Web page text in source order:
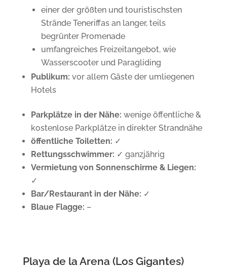
einer der größten und touristischsten
Strände Teneriffas an langer, teils
begrünter Promenade
umfangreiches Freizeitangebot, wie
Wasserscooter und Paragliding
Publikum: vor allem Gäste der umliegenen
Hotels
Parkplätze in der Nähe: wenige öffentliche &
kostenlose Parkplätze in direkter Strandnähe
öffentliche Toiletten: ✓
Rettungsschwimmer: ✓ ganzjährig
Vermietung von Sonnenschirme & Liegen:
✓
Bar/Restaurant in der Nähe: ✓
Blaue Flagge: –
Playa de la Arena (Los Gigantes)